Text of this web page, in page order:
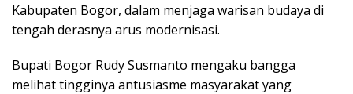
Kabupaten Bogor, dalam menjaga warisan budaya di
tengah derasnya arus modernisasi.
Bupati Bogor Rudy Susmanto mengaku bangga
melihat tingginya antusiasme masyarakat yang